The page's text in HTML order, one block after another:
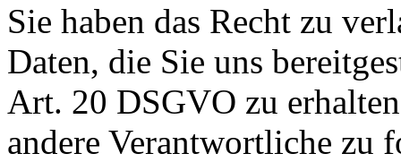
Sie haben das Recht zu
Daten, die Sie uns
Art. 20 DSGVO zu
andere Verantwortliche zu